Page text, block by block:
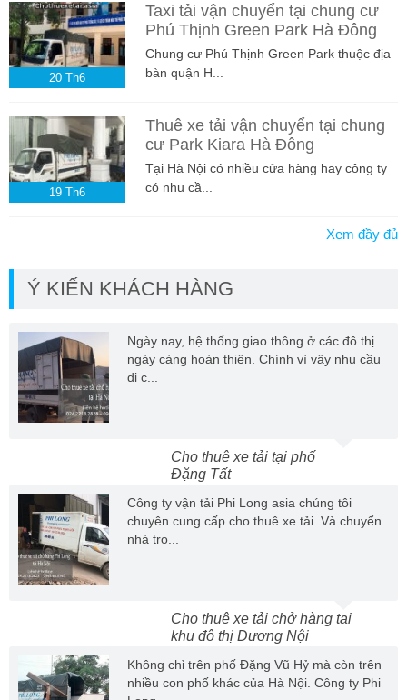
20 Th6
Taxi tải vận chuyển tại chung cư
Phú Thịnh Green Park Hà Đông
Chung cư Phú Thịnh Green Park thuộc địa
bàn quận H...
19 Th6
Thuê xe tải vận chuyển tại chung
cư Park Kiara Hà Đông
Tại Hà Nội có nhiều cửa hàng hay công ty
có nhu cầ...
Xem đầy đủ
Ý KIẾN KHÁCH HÀNG
Ngày nay, hệ thống giao thông ở các đô thị
ngày càng hoàn thiện. Chính vì vậy nhu cầu
di c...
Cho thuê xe tải tại phố
Đặng Tất
Công ty vận tải Phi Long asia chúng tôi
chuyên cung cấp cho thuê xe tải. Và chuyển
nhà trọ...
Cho thuê xe tải chở hàng tại
khu đô thị Dương Nội
Không chỉ trên phố Đặng Vũ Hỷ mà còn trên
nhiều con phố khác của Hà Nội. Công ty Phi